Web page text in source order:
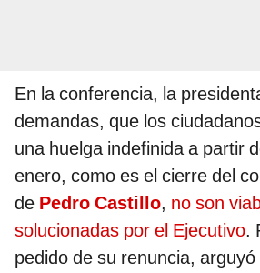
En la conferencia, la
demandas, que los
una huelga indefinida a partir
enero, como es el cierre del
de Pedro Castillo, no son
solucionadas por el Ejecutivo.
pedido de su renuncia,